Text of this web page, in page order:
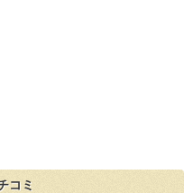
コミ